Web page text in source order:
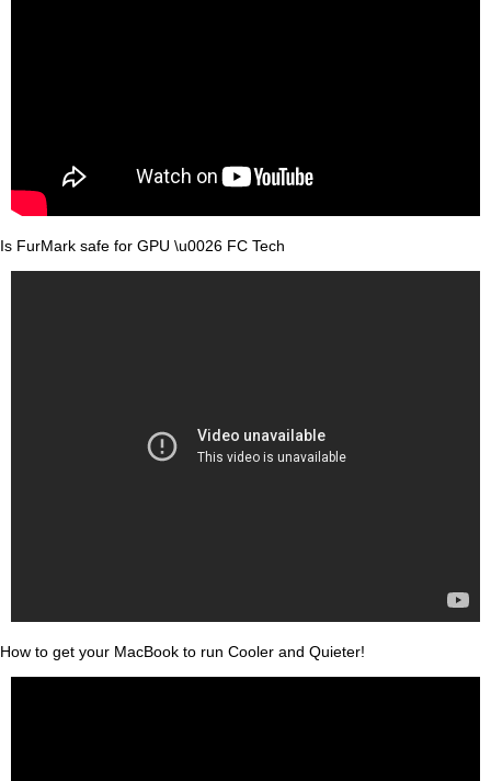
Is FurMark safe for GPU \u0026 FC Tech
How to get your MacBook to run Cooler and Quieter!